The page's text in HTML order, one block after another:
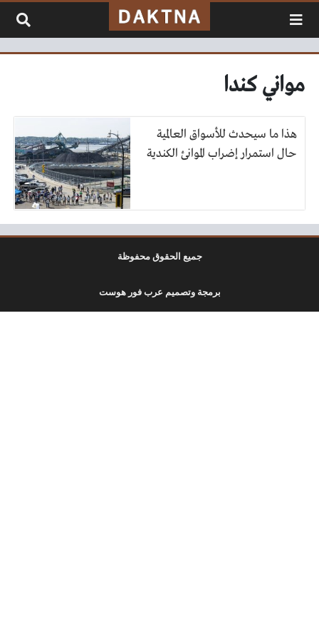
مواني كندا
هذا ما سيحدث للأسواق العالمية
حال استمرار إضراب الموانئ الكندية
جميع الحقوق محفوظة
برمجة وتصميم عرب فور هوست